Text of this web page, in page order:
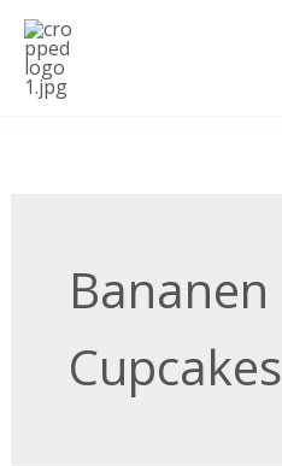
Zum
Inhalt
springen
Bananen
Cupcakes